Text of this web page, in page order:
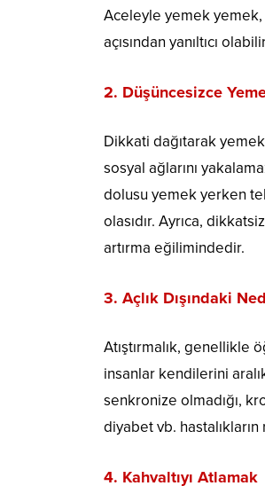
Aceleyle yemek yemek,
açısından yanıltıcı
2. Düşüncesizce
Dikkati dağıtarak
sosyal ağlarını
dolusu yemek yerken
olasıdır. Ayrıca,
artırma eğilimindedir.
3. Açlık Dışındaki
Atıştırmalık, genellikle
insanlar kendilerini
senkronize olmadığı,
diyabet vb. hastalıkların
4. Kahvaltıyı Atlamak